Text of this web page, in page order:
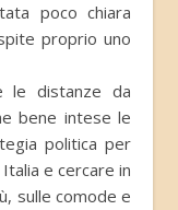
poco chiara
proprio uno
le distanze da
bene intese le
politica per
Italia e cercare in
sulle comode e